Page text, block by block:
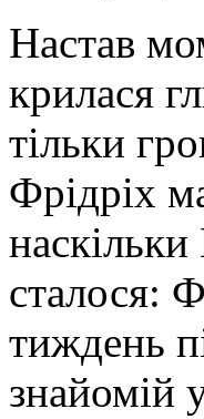
Настав
крилася
тільки
Фрідріх
сталося:
тиждень
знайомій